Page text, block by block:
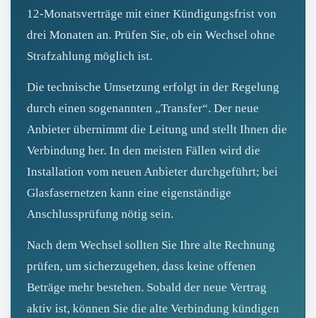
12‑Monatsverträge mit einer Kündigungsfrist von
drei Monaten an. Prüfen Sie, ob ein Wechsel ohne
Strafzahlung möglich ist.
Die technische Umsetzung erfolgt in der Regelung
durch einen sogenannten „Transfer“. Der neue
Anbieter übernimmt die Leitung und stellt Ihnen die
Verbindung her. In den meisten Fällen wird die
Installation vom neuen Anbieter durchgeführt; bei
Glasfasernetzen kann eine eigenständige
Anschlussprüfung nötig sein.
Nach dem Wechsel sollten Sie Ihre alte Rechnung
prüfen, um sicherzugehen, dass keine offenen
Beträge mehr bestehen. Sobald der neue Vertrag
aktiv ist, können Sie die alte Verbindung kündigen